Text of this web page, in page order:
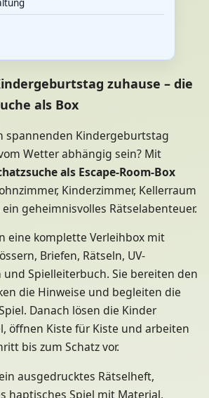
zuhause – die
als Box
spannenden Kindergeburtstag
Wetter abhängig sein? Mit
als Escape-Room-Box
Kinderzimmer, Kellerraum
geheimnisvolles Rätselabenteuer.
eine komplette Verleihbox mit
Briefen, Rätseln, UV-
und Spielleiterbuch. Sie bereiten den
die Hinweise und begleiten die
Danach lösen die Kinder
öffnen Kiste für Kiste und arbeiten
bis zum Schatz vor.
ausgedrucktes Rätselheft,
haptisches Spiel mit Material,